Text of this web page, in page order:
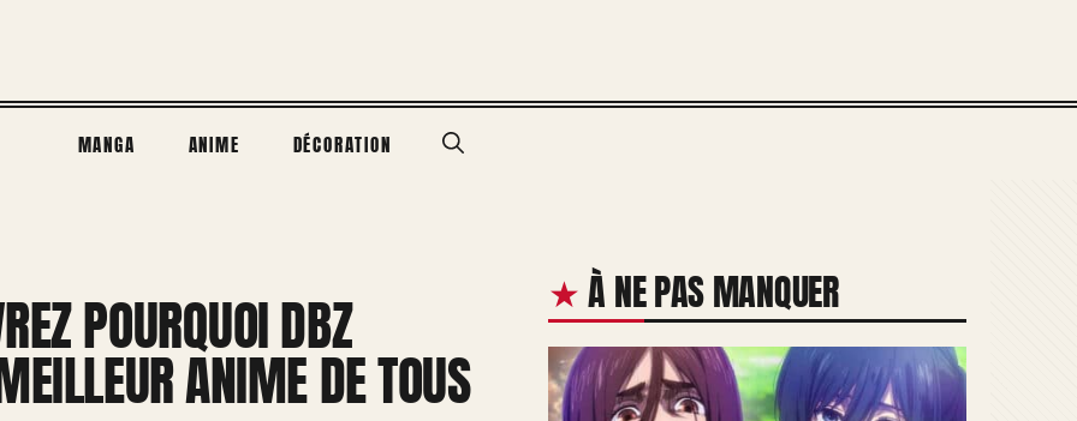
MANGA ANIME DÉCORATION
POURQUOI DBZ
ANIME DE TOUS
À NE PAS MANQUER